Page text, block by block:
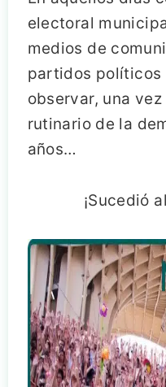
electoral
medios de
partidos políticos
observar, una
rutinario de la
años…
¡Sucedió